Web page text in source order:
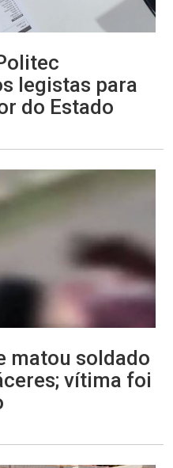
legistas para
do Estado
matou soldado
vítima foi